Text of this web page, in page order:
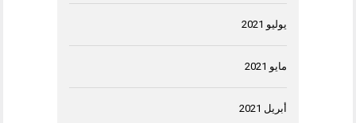
يوليو 2021
مايو 2021
أبريل 2021